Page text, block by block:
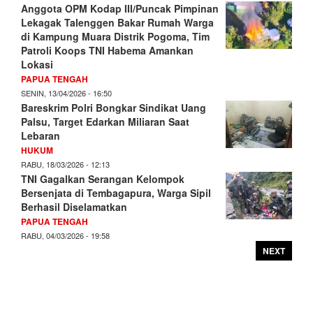
Anggota OPM Kodap III/Puncak Pimpinan
Lekagak Talenggen Bakar Rumah Warga
di Kampung Muara Distrik Pogoma, Tim
Patroli Koops TNI Habema Amankan
Lokasi
PAPUA TENGAH
SENIN, 13/04/2026 - 16:50
Bareskrim Polri Bongkar Sindikat Uang
Palsu, Target Edarkan Miliaran Saat
Lebaran
HUKUM
RABU, 18/03/2026 - 12:13
TNI Gagalkan Serangan Kelompok
Bersenjata di Tembagapura, Warga Sipil
Berhasil Diselamatkan
PAPUA TENGAH
RABU, 04/03/2026 - 19:58
NEXT